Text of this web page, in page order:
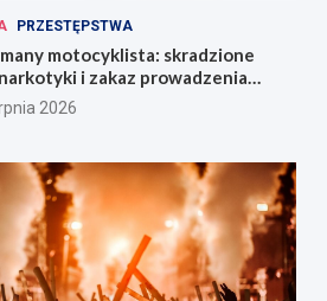
PRZESTĘPSTWA
motocyklista: skradzione
i zakaz prowadzenia
2026